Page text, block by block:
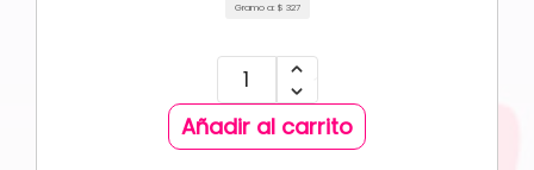
Gramo a: $ 327
Añadir al carrito